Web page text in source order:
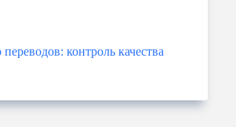
контроль качества